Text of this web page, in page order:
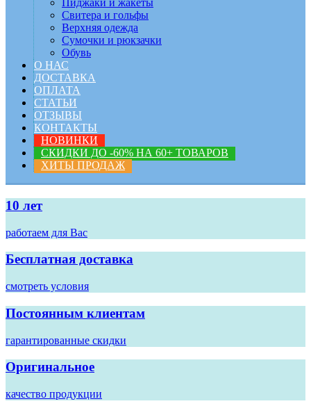
Пиджаки и жакеты
Свитера и гольфы
Верхняя одежда
Сумочки и рюкзачки
Обувь
О НАС
ДОСТАВКА
ОПЛАТА
СТАТЬИ
ОТЗЫВЫ
КОНТАКТЫ
НОВИНКИ
СКИДКИ ДО -60% НА 60+ ТОВАРОВ
ХИТЫ ПРОДАЖ
10 лет
работаем для Вас
Бесплатная доставка
смотреть условия
Постоянным клиентам
гарантированные скидки
Оригинальное
качество продукции